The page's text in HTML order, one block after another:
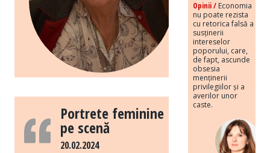
Portrete feminine
pe scenă
20.02.2024
Opinii / Economia
nu poate rezista
cu retorica falsă a
susținerii
intereselor
poporului, care,
de fapt, ascunde
obsesia
menținerii
privilegiilor și a
averilor unor
caste.